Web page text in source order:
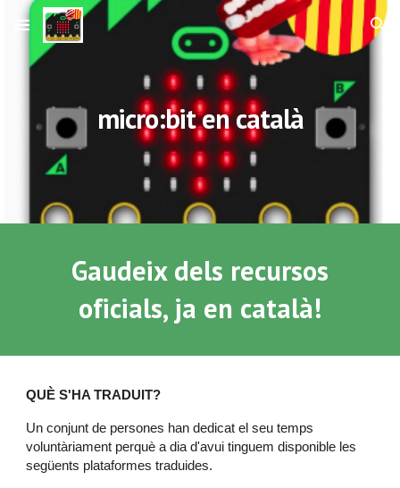
Skip to main content Skip to navigation
micro:bit en català
Gaudeix dels recursos
oficials, ja en català!
QUÈ S'HA TRADUIT?
Un conjunt de persones han dedicat el seu temps
voluntàriament perquè a dia d'avui tinguem disponible les
següents plataformes traduides.